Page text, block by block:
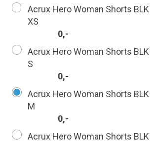
Acrux Hero Woman Shorts BLK
XS
0,-
Acrux Hero Woman Shorts BLK
S
0,-
Acrux Hero Woman Shorts BLK
M
0,-
Acrux Hero Woman Shorts BLK